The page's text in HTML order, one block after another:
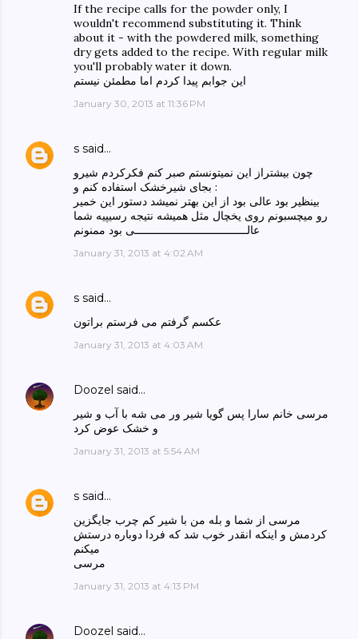
If the recipe calls for the powder only, I
wouldn't recommend substituting it. Think
about it - with the powdered milk, something
dry gets added to the recipe. With regular milk
you'll probably water it down.
این جوابم پیدا کردم اما مطمئن نیستم
January 30, 2013 at 11:36 PM
s said…
چون بیشتراز این نمیتونستم صبر کنم فکرکردم شیرو
بجای شیرخشک استفاده کنم و :
بینظیر بود عالی بود از این بهتر نمیشد دستور این خمیر
رو میچسبونم روی یخچال مثل همیشه نتیجه رسیپیه شما
عالـــــــــــــــــــــــــــــــــــی بود ممنونم
January 31, 2013 at 4:02 AM
s said…
عکسم گرفتم می فرستم براتون
January 31, 2013 at 4:03 AM
Doozel said…
مرسی خانم سارا پس گویا شیر ور می شه با آب و شیر
و خشک عوض کرد
January 31, 2013 at 5:54 AM
s said…
مرسی از شما و بله من با شیر کم چرب جایگزین
کردمش و اینکه انقدر خوب شد که فردا دوباره درستش
میکنم
مرسی
January 31, 2013 at 4:13 PM
Doozel said…